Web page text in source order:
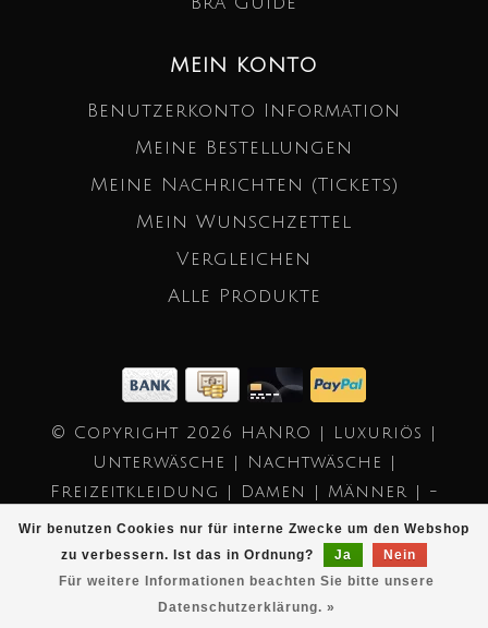
Wir benutzen Cookies nur für interne Zwecke um den Webshop
zu verbessern. Ist das in Ordnung?
Ja
Nein
Für weitere Informationen beachten Sie bitte unsere
Datenschutzerklärung. »
MEIN KONTO
Benutzerkonto Information
Meine Bestellungen
Meine Nachrichten (Tickets)
Mein Wunschzettel
Vergleichen
Alle Produkte
© Copyright 2026 HANRO | Luxuriös |
Unterwäsche | Nachtwäsche |
Freizeitkleidung | Damen | Männer | -
Powered by
Lightspeed
- Theme by
Dyvelopment